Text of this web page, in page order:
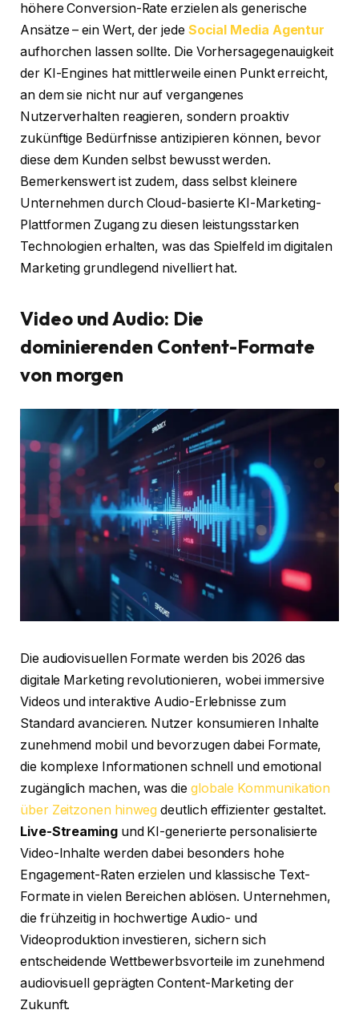
höhere Conversion-Rate erzielen als generische
Ansätze – ein Wert, der jede Social Media Agentur
aufhorchen lassen sollte. Die Vorhersagegenauigkeit
der KI-Engines hat mittlerweile einen Punkt erreicht,
an dem sie nicht nur auf vergangenes
Nutzerverhalten reagieren, sondern proaktiv
zukünftige Bedürfnisse antizipieren können, bevor
diese dem Kunden selbst bewusst werden.
Bemerkenswert ist zudem, dass selbst kleinere
Unternehmen durch Cloud-basierte KI-Marketing-
Plattformen Zugang zu diesen leistungsstarken
Technologien erhalten, was das Spielfeld im digitalen
Marketing grundlegend nivelliert hat.
Video und Audio: Die
dominierenden Content-Formate
von morgen
Die audiovisuellen Formate werden bis 2026 das
digitale Marketing revolutionieren, wobei immersive
Videos und interaktive Audio-Erlebnisse zum
Standard avancieren. Nutzer konsumieren Inhalte
zunehmend mobil und bevorzugen dabei Formate,
die komplexe Informationen schnell und emotional
zugänglich machen, was die globale Kommunikation
über Zeitzonen hinweg deutlich effizienter gestaltet.
Live-Streamingund KI-generierte personalisierte
Video-Inhalte werden dabei besonders hohe
Engagement-Raten erzielen und klassische Text-
Formate in vielen Bereichen ablösen. Unternehmen,
die frühzeitig in hochwertige Audio- und
Videoproduktion investieren, sichern sich
entscheidende Wettbewerbsvorteile im zunehmend
audiovisuell geprägten Content-Marketing der
Zukunft.